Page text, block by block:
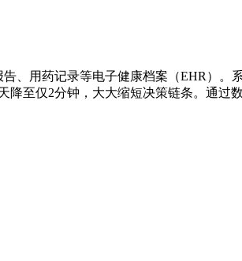
、用药记录等电子健康档案（EHR）
至仅2分钟，大大缩短决策链条。通